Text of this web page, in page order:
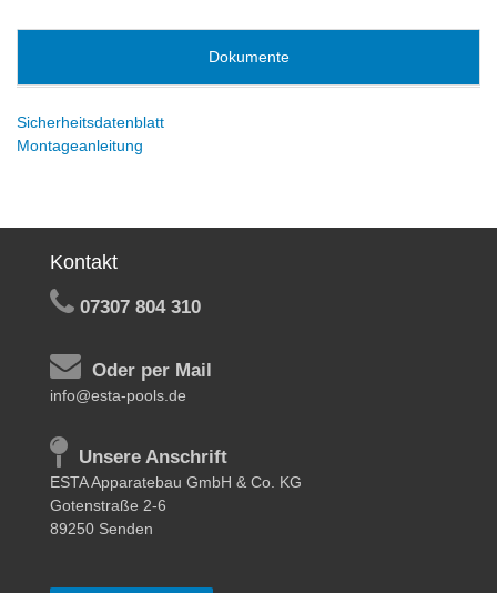
Dokumente
Sicherheitsdatenblatt
Montageanleitung
Kontakt
07307 804 310
Oder per Mail
info@esta-pools.de
Unsere Anschrift
ESTA Apparatebau GmbH & Co. KG
Gotenstraße 2-6
89250 Senden